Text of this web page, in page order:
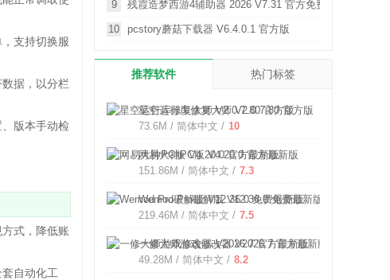
支持切换服
据，以分栏
版本手动检
式，降低账
自动化工
9 残霞造梦西游4辅助器 2026 V7.31 官方免费版
10 pcstory蘑菇下载器 V6.4.0.1 官方版
推荐软件 热门标签
星空运行库修复大师 V2.0.7.80 官方版
73.6M / 简体中文 / 10
网易大神PC版 V4.20.0 官方最新版
151.86M / 简体中文 / 7.3
Wemod Pro破解版 V12.36.0 免费最新版
219.46M / 简体中文 / 7.5
一修大师游戏修改器 V2026.7 官方最新版
49.28M / 简体中文 / 8.2